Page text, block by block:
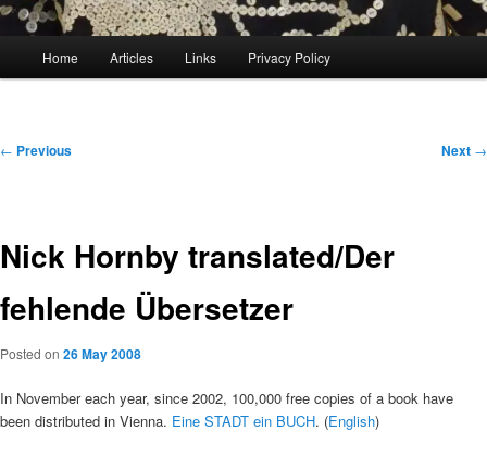
Home Articles Links Privacy Policy
Post
← Previous Next →
Nick Hornby translated/Der
fehlende Übersetzer
Posted on 26 May 2008
In November each year, since 2002, 100,000 free copies of a book have
been distributed in Vienna. Eine STADT ein BUCH. (English)